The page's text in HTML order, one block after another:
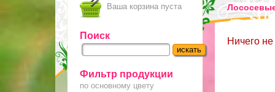
Ваша корзина пуста
Поиск
Фильтр продукции
по основному цвету
Ничего